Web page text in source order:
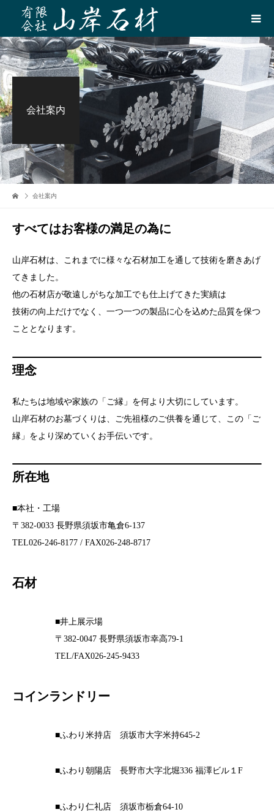
会社案内
会社案内
すべてはお客様の満足の為に
山岸石材は、これまでに様々な石材加工を通して技術を磨きあげ
てきました。
他の石材店が敬遠しがちな加工でも仕上げてきた実績は
技術の向上だけでなく、一つ一つの製品に心を込めた品質を保つ
こととなります。
理念
私たちは地域や家族の「ご縁」を何より大切にしています。
山岸石材のお墓づくりは、ご先祖様のご供養を通じて、この「ご
縁」をより深めていくお手伝いです。
所在地
■本社・工場
〒382-0033 長野県須坂市亀倉6-137
TEL026-246-8177 / FAX026-248-8717
石材
■井上展示場
〒382-0047 長野県須坂市幸高79-1
TEL/FAX026-245-9433
コインランドリー
■ふわり米持店 須坂市大字米持645-2
■ふわり朝陽店 長野市大字北堀336 福澤ビル１F
■ふわり仁礼店 須坂市栃倉64-10